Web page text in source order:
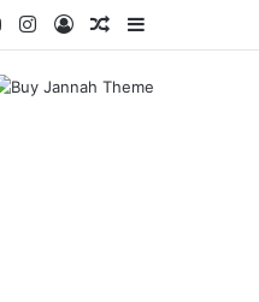
YouTubeInstagram
Log InRandom Article
Sidebar